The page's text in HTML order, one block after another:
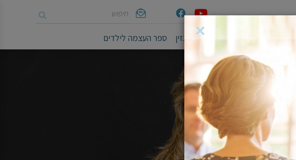
אימייל FacebookYoutube
כלים שימושיים מגזין ספר העצמה לילדים ×